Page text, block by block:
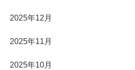
2025年12月
2025年11月
2025年10月